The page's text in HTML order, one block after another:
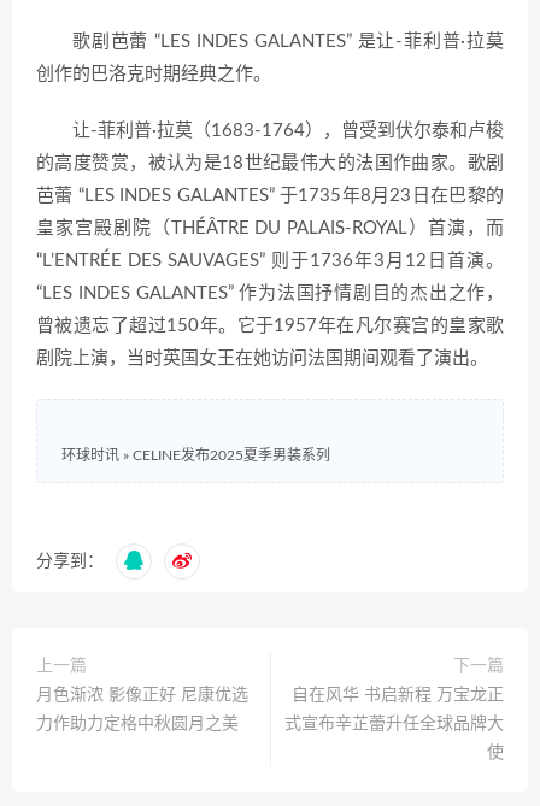
歌剧芭蕾 “LES INDES GALANTES” 是让-菲利普·拉莫
创作的巴洛克时期经典之作。
让-菲利普·拉莫（1683-1764），曾受到伏尔泰和卢梭
的高度赞赏，被认为是18世纪最伟大的法国作曲家。歌剧
芭蕾 “LES INDES GALANTES” 于1735年8月23日在巴黎的
皇家宫殿剧院（THÉÂTRE DU PALAIS-ROYAL）首演，而
“L’ENTRÉE DES SAUVAGES” 则于1736年3月12日首演。
“LES INDES GALANTES” 作为法国抒情剧目的杰出之作，
曾被遗忘了超过150年。它于1957年在凡尔赛宫的皇家歌
剧院上演，当时英国女王在她访问法国期间观看了演出。
环球时讯 » CELINE发布2025夏季男装系列
分享到：
上一篇
月色渐浓 影像正好 尼康优选
力作助力定格中秋圆月之美
下一篇
自在风华 书启新程 万宝龙正
式宣布辛芷蕾升任全球品牌大
使